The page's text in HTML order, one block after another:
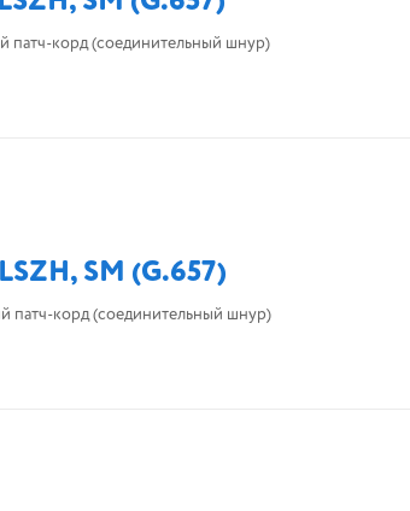
патч-корд (соединительный шнур)
SM (G.657)
патч-корд (соединительный шнур)